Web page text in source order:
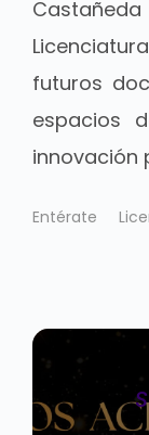
futuros
espacios
innovación
Entérate